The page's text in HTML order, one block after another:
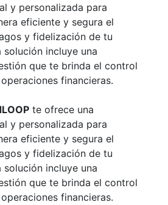
y personalizada para
eficiente y segura el
y fidelización de tu
solución incluye una
que te brinda el control
financieras.
te ofrece una
y personalizada para
eficiente y segura el
y fidelización de tu
solución incluye una
que te brinda el control
financieras.